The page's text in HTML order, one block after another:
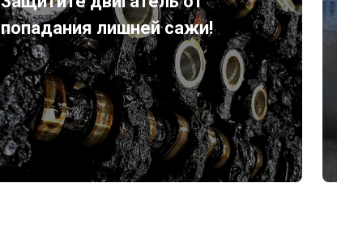
попадания лишней сажи!